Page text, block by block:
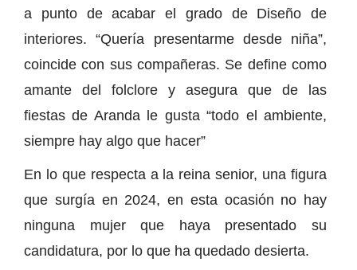
a punto de acabar el grado de Diseño de
interiores. “Quería presentarme desde niña”,
coincide con sus compañeras. Se define como
amante del folclore y asegura que de las
fiestas de Aranda le gusta “todo el ambiente,
siempre hay algo que hacer”
En lo que respecta a la reina senior, una figura
que surgía en 2024, en esta ocasión no hay
ninguna mujer que haya presentado su
candidatura, por lo que ha quedado desierta.